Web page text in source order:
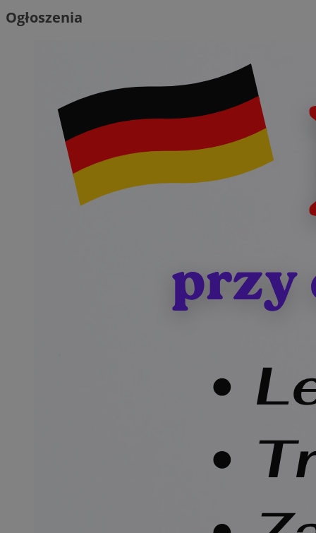
Ogłoszenia